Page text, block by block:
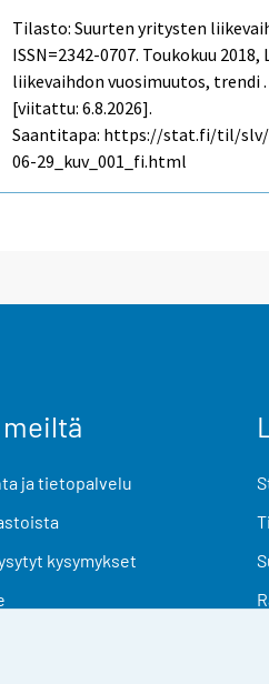
Tilasto: Suurten yritysten
ISSN=2342-0707. Toukokuu 2018,
liikevaihdon vuosimuutos, trendi
[viitattu: 6.8.2026].
Saantitapa: https://stat.fi/til/slv/
06-29_kuv_001_fi.html
meiltä
ja tietopalvelu
kysymykset